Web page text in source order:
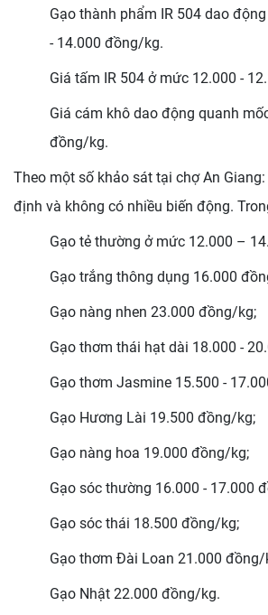
Gạo thành phẩm IR 504 dao
- 14.000 đồng/kg.
Giá tấm IR 504 ở mức 12.000 -
Giá cám khô dao động quanh
đồng/kg.
Theo một số khảo sát tại chợ An
định và không có nhiều biến động.
Gạo tẻ thường ở mức 12.000 –
Gạo trắng thông dụng 16.000
Gạo nàng nhen 23.000 đồng/kg;
Gạo thơm thái hạt dài 18.000 -
Gạo thơm Jasmine 15.500 -
Gạo Hương Lài 19.500 đồng/kg;
Gạo nàng hoa 19.000 đồng/kg;
Gạo sóc thường 16.000 - 17.000
Gạo sóc thái 18.500 đồng/kg;
Gạo thơm Đài Loan 21.000 đồng/
Gạo Nhật 22.000 đồng/kg.